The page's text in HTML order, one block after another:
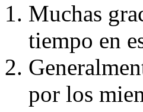
Muchas
tiempo en
por los